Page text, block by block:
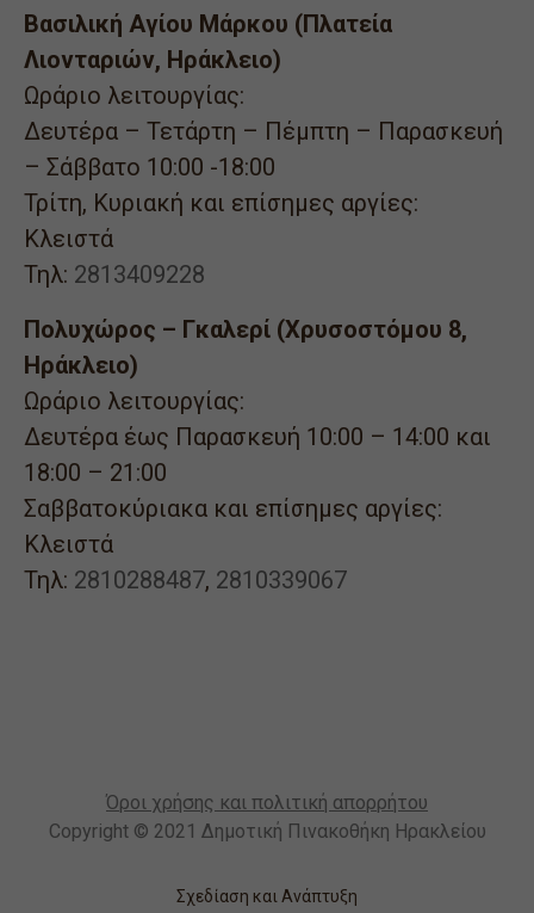
Βασιλική Αγίου Μάρκου (Πλατεία
Λιονταριών, Ηράκλειο)
Ωράριο λειτουργίας:
Δευτέρα – Τετάρτη – Πέμπτη – Παρασκευή
– Σάββατο 10:00 -18:00
Τρίτη, Κυριακή και επίσημες αργίες:
Κλειστά
Τηλ: 2813409228
Πολυχώρος – Γκαλερί (Χρυσοστόμου 8,
Ηράκλειο)
Ωράριο λειτουργίας:
Δευτέρα έως Παρασκευή 10:00 – 14:00 και
18:00 – 21:00
Σαββατοκύριακα και επίσημες αργίες:
Κλειστά
Τηλ: 2810288487, 2810339067
Όροι χρήσης και πολιτική απορρήτου
Copyright © 2021 Δημοτική Πινακοθήκη Ηρακλείου
Σχεδίαση και Ανάπτυξη